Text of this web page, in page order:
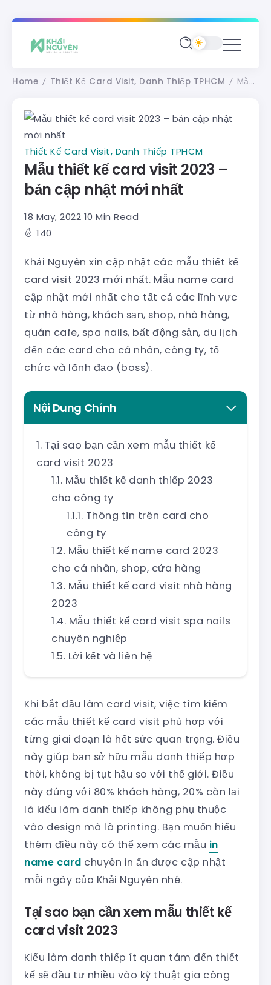
Home / Thiết Kế Card Visit, Danh Thiếp TPHCM / Mẫu thiết kế card visit 2023 – bản cập nhật mới nhất
Thiết Kế Card Visit, Danh Thiếp TPHCM
Mẫu thiết kế card visit 2023 –
bản cập nhật mới nhất
18 May, 2022 10 Min Read
140
Khải Nguyên xin cập nhật các mẫu thiết kế
card visit 2023 mới nhất. Mẫu name card
cập nhật mới nhất cho tất cả các lĩnh vực
từ nhà hàng, khách sạn, shop, nhà hàng,
quán cafe, spa nails, bất động sản, du lịch
đến các card cho cá nhân, công ty, tổ
chức và lãnh đạo (boss).
Nội Dung Chính
Tại sao bạn cần xem mẫu thiết kế
card visit 2023
Mẫu thiết kế danh thiếp 2023
cho công ty
Thông tin trên card cho
công ty
Mẫu thiết kế name card 2023
cho cá nhân, shop, cửa hàng
Mẫu thiết kế card visit nhà hàng
2023
Mẫu thiết kế card visit spa nails
chuyên nghiệp
Lời kết và liên hệ
Khi bắt đầu làm card visit, việc tìm kiếm
các mẫu thiết kế card visit phù hợp với
từng giai đoạn là hết sức quan trọng. Điều
này giúp bạn sở hữu mẫu danh thiếp hợp
thời, không bị tụt hậu so với thế giới. Điều
này đúng với 80% khách hàng, 20% còn lại
là kiểu làm danh thiếp không phụ thuộc
vào design mà là printing. Bạn muốn hiểu
thêm điều này có thể xem các mẫu in
name card chuyên in ấn được cập nhật
mỗi ngày của Khải Nguyên nhé.
Tại sao bạn cần xem mẫu thiết kế
card visit 2023
Kiểu làm danh thiếp ít quan tâm đến thiết
kế sẽ đầu tư nhiều vào kỹ thuật gia công